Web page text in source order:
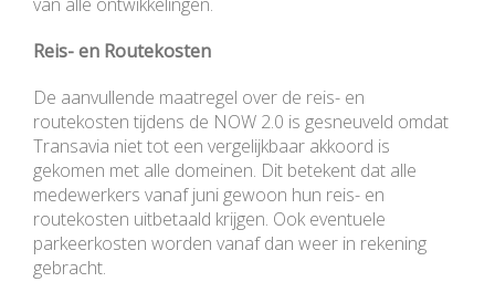
Reis- en Routekosten
De aanvullende maatregel over de reis- en
routekosten tijdens de NOW 2.0 is gesneuveld omdat
Transavia niet tot een vergelijkbaar akkoord is
gekomen met alle domeinen. Dit betekent dat alle
medewerkers vanaf juni gewoon hun reis- en
routekosten uitbetaald krijgen. Ook eventuele
parkeerkosten worden vanaf dan weer in rekening
gebracht.